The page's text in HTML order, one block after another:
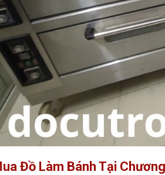
Đồ Làm Bánh Tại